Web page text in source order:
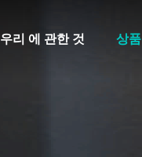
우리 에 관한 것 상품